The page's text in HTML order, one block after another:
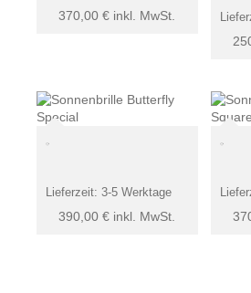
370,00 € inkl. MwSt.
390,00 € inkl. MwSt.
Lieferzeit: 3-5 Werktage